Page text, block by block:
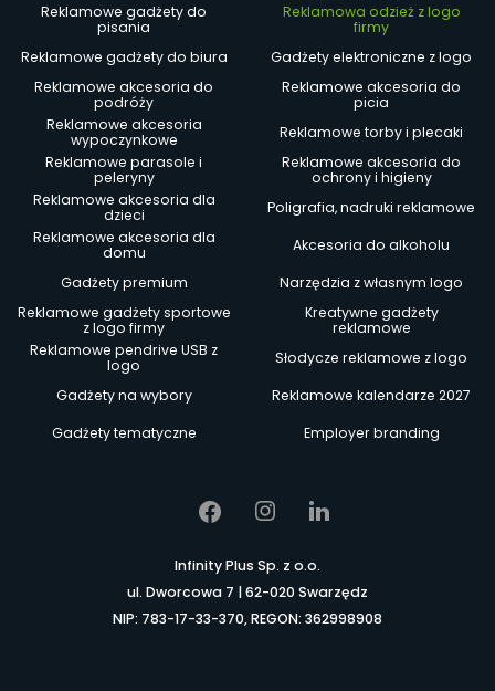
Reklamowe gadżety do
pisania
Reklamowa odzież z logo
firmy
Reklamowe gadżety do biura
Gadżety elektroniczne z logo
Reklamowe akcesoria do
podróży
Reklamowe akcesoria do
picia
Reklamowe akcesoria
wypoczynkowe
Reklamowe torby i plecaki
Reklamowe parasole i
peleryny
Reklamowe akcesoria do
ochrony i higieny
Reklamowe akcesoria dla
dzieci
Poligrafia, nadruki reklamowe
Reklamowe akcesoria dla
domu
Akcesoria do alkoholu
Gadżety premium
Narzędzia z własnym logo
Reklamowe gadżety sportowe
z logo firmy
Kreatywne gadżety
reklamowe
Reklamowe pendrive USB z
logo
Słodycze reklamowe z logo
Gadżety na wybory
Reklamowe kalendarze 2027
Gadżety tematyczne
Employer branding
Infinity Plus Sp. z o.o.
ul. Dworcowa 7 | 62-020 Swarzędz
NIP: 783-17-33-370, REGON: 362998908